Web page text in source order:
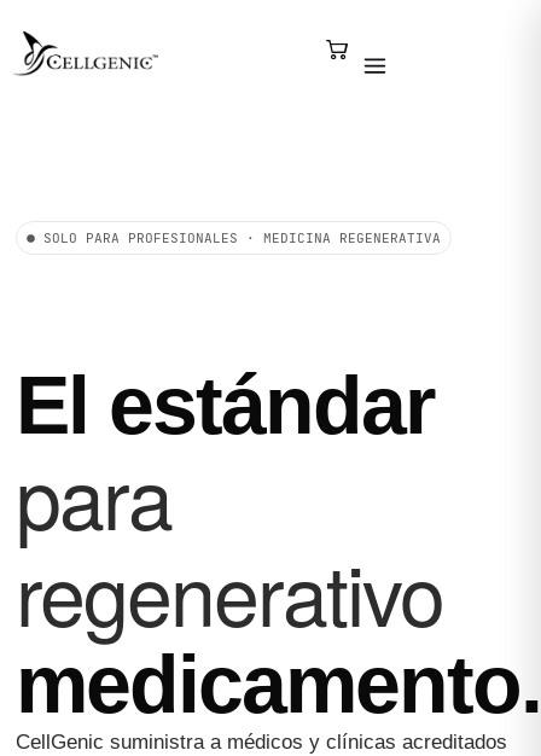
SOLO PARA PROFESIONALES · MEDICINA REGENERATIVA
El estándar
para
regenerativo
medicamento.
CellGenic suministra a médicos y clínicas acreditados